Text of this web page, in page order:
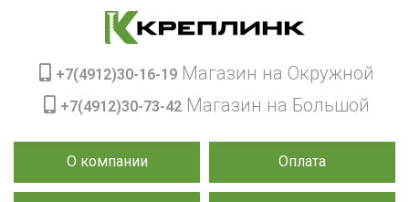
О компании Оплата
+7(4912)30-16-19 Магазин на Окружной
+7(4912)30-73-42 Магазин на Большой